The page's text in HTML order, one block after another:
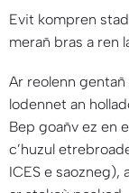
Evit kompren
merañ bras a ren
Ar reolenn gentañ
lodennet an
Bep goañv ez en
c’huzul
ICES e saozneg),